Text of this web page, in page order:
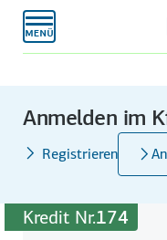
Anmelden im
Registrieren
Kredit Nr.174